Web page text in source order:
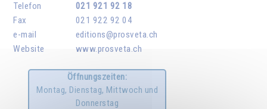
Telefon
021 921 92 18
Fax
021 922 92 04
e-mail
editions@prosveta.ch
Website
www.prosveta.ch
Öffnungszeiten:
Montag, Dienstag, Mittwoch und
Donnerstag